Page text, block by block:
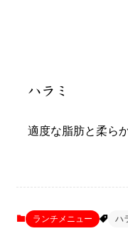
ハラミ
適度な脂肪と柔ら
ランチメニュー ハ